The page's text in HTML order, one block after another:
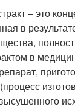
– это
в
в